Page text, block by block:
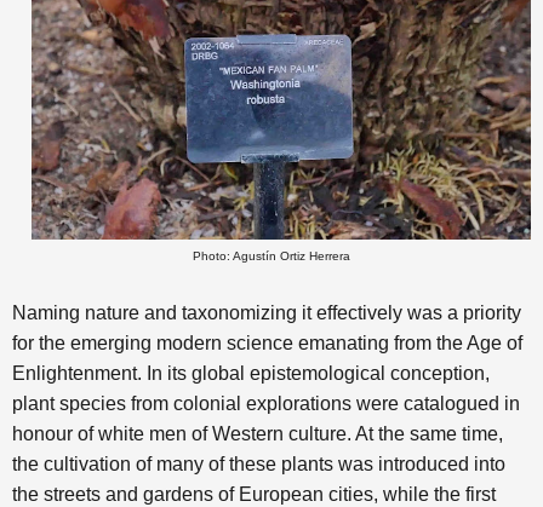
Photo: Agustín Ortiz Herrera
Naming nature and taxonomizing it effectively was a priority
for the emerging modern science emanating from the Age of
Enlightenment. In its global epistemological conception,
plant species from colonial explorations were catalogued in
honour of white men of Western culture. At the same time,
the cultivation of many of these plants was introduced into
the streets and gardens of European cities, while the first